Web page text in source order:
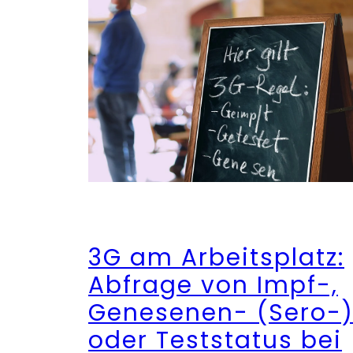
3G am Arbeitsplatz:
Abfrage von Impf-,
Genesenen- (Sero-)
oder Teststatus bei